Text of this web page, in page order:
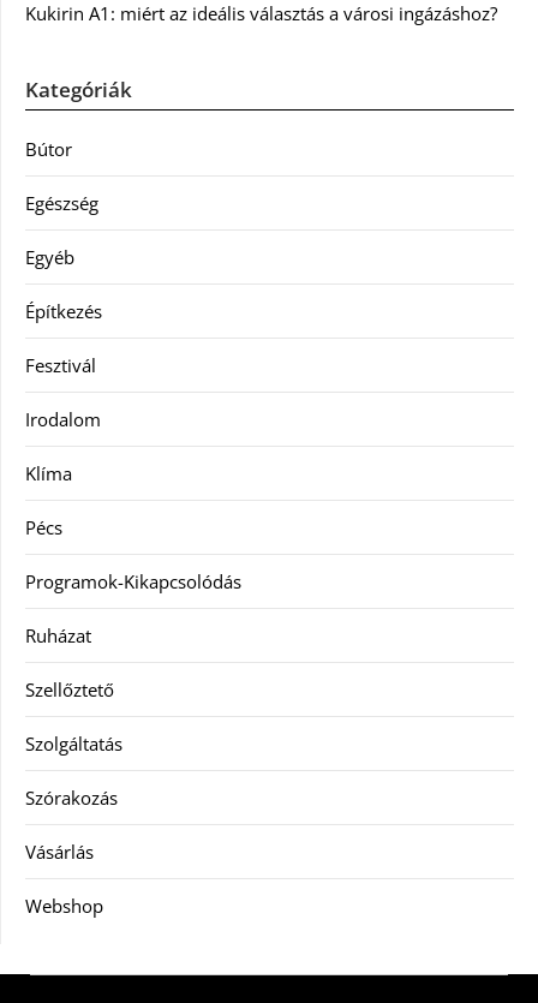
Kukirin A1: miért az ideális választás a városi ingázáshoz?
Kategóriák
Bútor
Egészség
Egyéb
Építkezés
Fesztivál
Irodalom
Klíma
Pécs
Programok-Kikapcsolódás
Ruházat
Szellőztető
Szolgáltatás
Szórakozás
Vásárlás
Webshop